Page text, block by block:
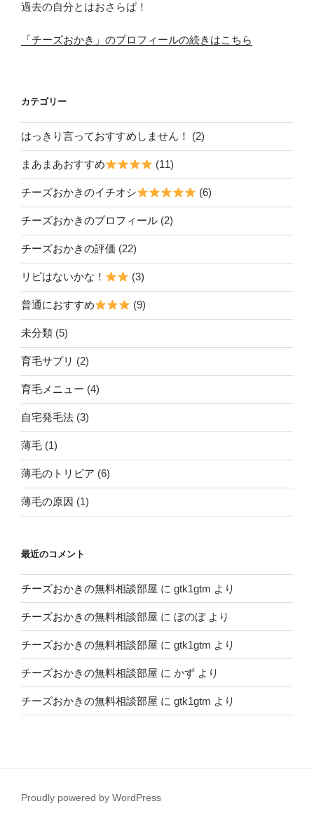
過去の自分とはおさらば！
「チーズおかき」のプロフィールの続きはこちら
カテゴリー
はっきり言っておすすめしません！ (2)
まあまあおすすめ (11)
チーズおかきのイチオシ (6)
チーズおかきのプロフィール (2)
チーズおかきの評価 (22)
リピはないかな！ (3)
普通におすすめ (9)
未分類 (5)
育毛サプリ (2)
育毛メニュー (4)
自宅発毛法 (3)
薄毛 (1)
薄毛のトリビア (6)
薄毛の原因 (1)
最近のコメント
チーズおかきの無料相談部屋 に gtk1gtm より
チーズおかきの無料相談部屋 に ぼのぼより
チーズおかきの無料相談部屋 に gtk1gtm より
チーズおかきの無料相談部屋 に かず より
チーズおかきの無料相談部屋 に gtk1gtm より
Proudly powered by WordPress